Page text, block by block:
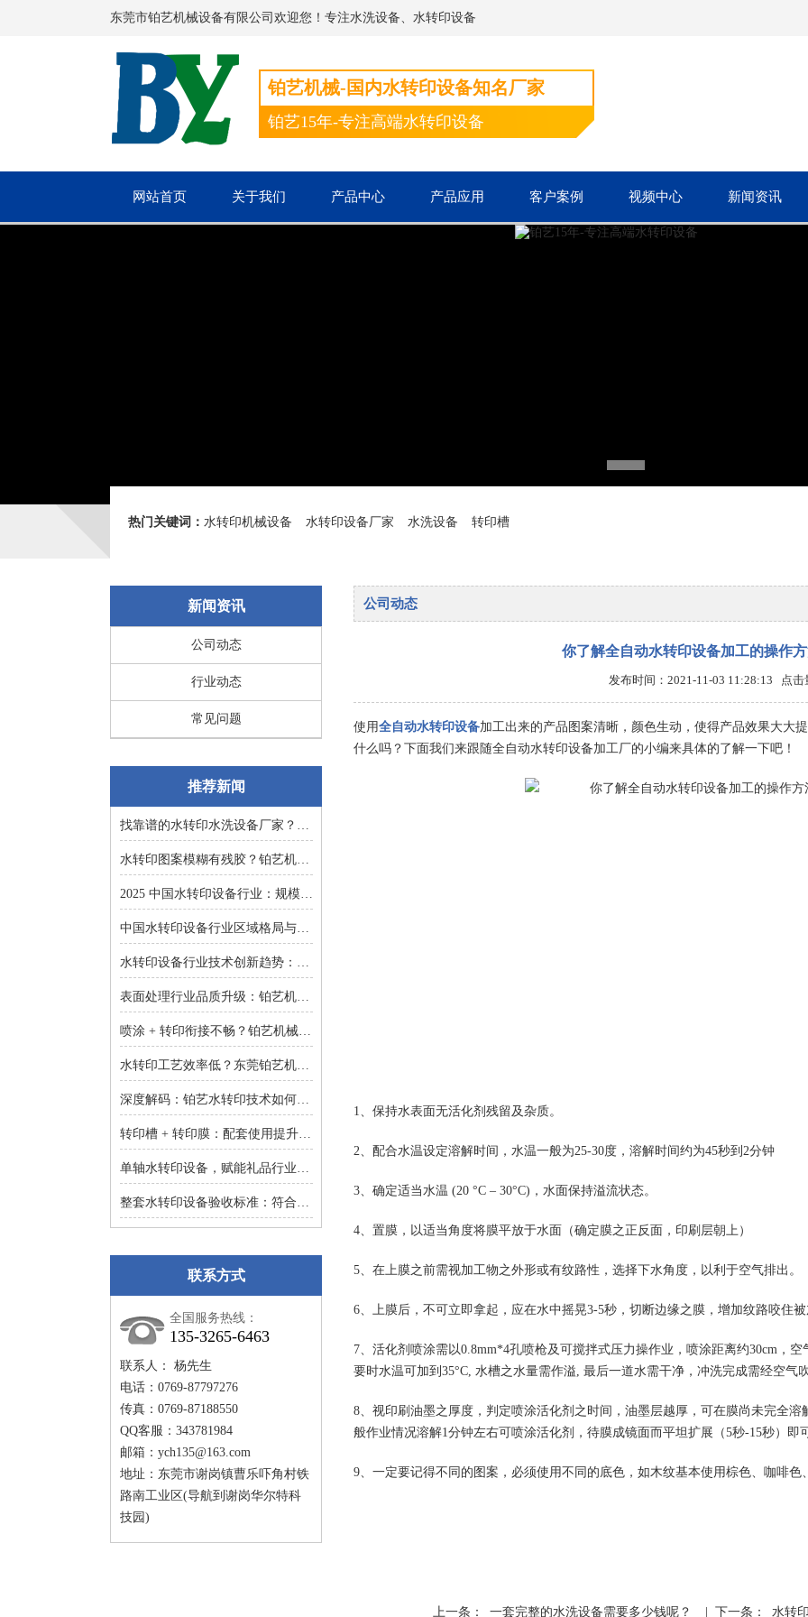
东莞市铂艺机械设备有限公司欢迎您！专注水洗设备、水转印设备
铂艺机械-国内水转印设备知名厂家
铂艺15年-专注高端水转印设备
网站首页 关于我们 产品中心 产品应用 客户案例 视频中心 新闻资讯
热门关键词： 水转印机械设备 水转印设备厂家 水洗设备 转印槽
新闻资讯
公司动态
行业动态
常见问题
推荐新闻
找靠谱的水转印水洗设备厂家？东莞铂艺机械提供一对一非标定制
水转印图案模糊有残胶？铂艺机械自动化水洗设备一键解决难题
2025 中国水转印设备行业：规模扩张、结构优化与增长逻辑深度解析
中国水转印设备行业区域格局与投资机会：集群效应与增量市场的双重红利
水转印设备行业技术创新趋势：智能化、环保化与精密化的突围之路
表面处理行业品质升级：铂艺机械水转印设备重塑装饰工艺新标准
喷涂 + 转印衔接不畅？铂艺机械：自动喷涂生产线 + 水转印设备，实现全流程自动化
水转印工艺效率低？东莞铂艺机械：整套水转印设备，适配多场景生产需求
深度解码：铂艺水转印技术如何重新定义曲面包装价值链
转印槽 + 转印膜：配套使用提升实验成功率-铂艺机械设备有限公司
单轴水转印设备，赋能礼品行业小批量定制：高效、省心、低成本-铂艺机械设备有限公司
整套水转印设备验收标准：符合行业质量规范是核心-铂艺机械设备有限公司
联系方式
全国服务热线：
135-3265-6463
联系人： 杨先生
电话：0769-87797276
传真：0769-87188550
QQ客服：343781984
邮箱： ych135@163.com
地址：东莞市谢岗镇曹乐吓角村铁
路南工业区(导航到谢岗华尔特科
技园)
公司动态
你了解全自动水转印设备加工的操作
发布时间：2021-11-03 11:28:13 点击
使用全自动水转印设备加工出来的产品图案清晰，颜色生动，使得产品效果大大
什么吗？下面我们来跟随全自动水转印设备加工厂的小编来具体的了解一下吧！
1、保持水表面无活化剂残留及杂质。
2、配合水温设定溶解时间，水温一般为25-30度，溶解时间约为45秒到2分钟
3、确定适当水温 (20 °C – 30°C)，水面保持溢流状态。
4、置膜，以适当角度将膜平放于水面（确定膜之正反面，印刷层朝上）
5、在上膜之前需视加工物之外形或有纹路性，选择下水角度，以利于空气排出。
6、上膜后，不可立即拿起，应在水中摇晃3-5秒，切断边缘之膜，增加纹路咬住被
7、活化剂喷涂需以0.8mm*4孔喷枪及可搅拌式压力操作业，喷涂距离约30cm，
要时水温可加到35°C, 水槽之水量需作溢, 最后一道水需干净，冲洗完成需经空气
8、视印刷油墨之厚度，判定喷涂活化剂之时间，油墨层越厚，可在膜尚未完全
般作业情况溶解1分钟左右可喷涂活化剂，待膜成镜面而平坦扩展（5秒-15秒）即
9、一定要记得不同的图案，必须使用不同的底色，如木纹基本使用棕色、咖啡色
上一条： 一套完整的水洗设备需要多少钱呢？ | 下一条： 水转